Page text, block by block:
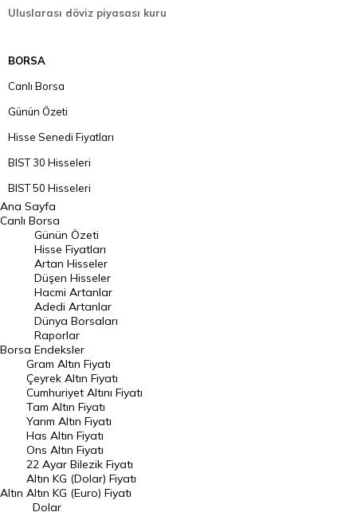
Uluslarası döviz piyasası kuru
BORSA
Canlı Borsa
Günün Özeti
Hisse Senedi Fiyatları
BIST 30 Hisseleri
BIST 50 Hisseleri
BIST 100 Hisseleri
En Çok Artan Hisseler
En Çok Düşen Hisseler
Hacmi Artanlar
Geçmiş Kapanışlar
Dünya Borsaları
Raporlar
Endeksler
DÖVİZ
Döviz Kuru
Dolar Kuru
Euro Kuru
Ana Sayfa
Canlı Borsa
Borsa
Günün Özeti
Hisse Fiyatları
Artan Hisseler
Düşen Hisseler
Hacmi Artanlar
Adedi Artanlar
Dünya Borsaları
Raporlar
Endeksler
Altın
Gram Altın Fiyatı
Çeyrek Altın Fiyatı
Cumhuriyet Altını Fiyatı
Tam Altın Fiyatı
Yarım Altın Fiyatı
Has Altın Fiyatı
Ons Altın Fiyatı
22 Ayar Bilezik Fiyatı
Altın KG (Dolar) Fiyatı
Altın KG (Euro) Fiyatı
Dolar